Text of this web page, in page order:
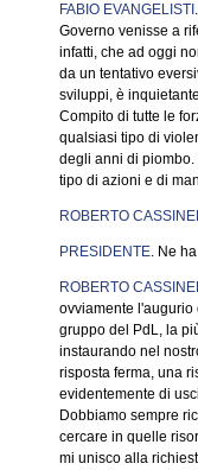
FABIO EVANGELISTI
Governo venisse a
infatti, che ad oggi
da un tentativo
sviluppi, è
Compito di tutte le
qualsiasi tipo di
degli anni di
tipo di azioni e di
ROBERTO
PRESIDENTE. Ne
ROBERTO
ovviamente l'augurio
gruppo del PdL, la
instaurando nel
risposta ferma, una
evidentemente di
Dobbiamo sempre
cercare in quelle
mi unisco alla